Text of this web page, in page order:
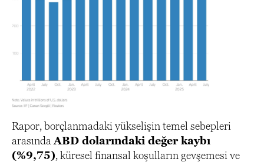
Rapor, borçlanmadaki yükselişin temel sebepleri
arasında ABD dolarındaki değer kaybı
(%9,75), küresel finansal koşulların gevşemesi ve